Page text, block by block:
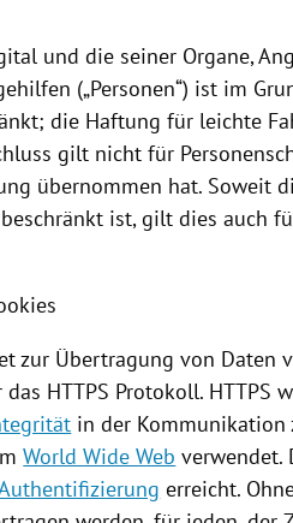
und die seiner Organe,
(„Personen“) ist im
die Haftung für leichte
gilt nicht für
übernommen hat. Soweit
ist, gilt dies auch
zur Übertragung von Daten
HTTPS Protokoll. HTTPS
in der
World Wide Web verwendet.
erreicht.